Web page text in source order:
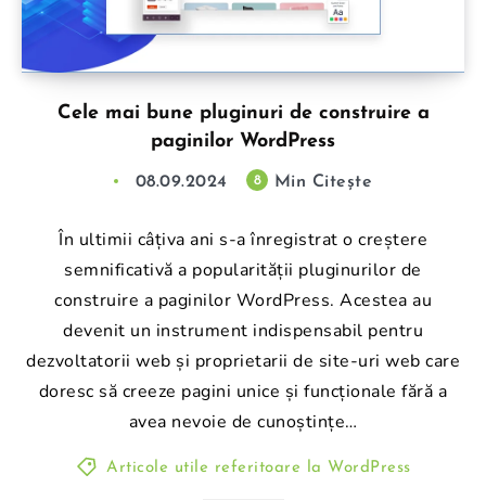
Cele mai bune pluginuri de construire a
paginilor WordPress
08.09.2024 8 Min Citește
În ultimii câțiva ani s-a înregistrat o creștere
semnificativă a popularității pluginurilor de
construire a paginilor WordPress. Acestea au
devenit un instrument indispensabil pentru
dezvoltatorii web și proprietarii de site-uri web care
doresc să creeze pagini unice și funcționale fără a
avea nevoie de cunoștințe…
Articole utile referitoare la WordPress